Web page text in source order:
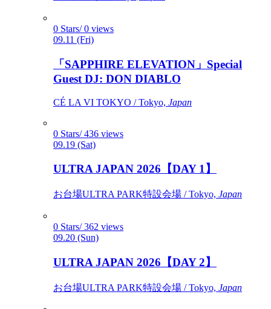
0 Stars/ 0 views
09.11 (Fri)
「SAPPHIRE ELEVATION」Special
Guest DJ: DON DIABLO
CÉ LA VI TOKYO / Tokyo, Japan
0 Stars/ 436 views
09.19 (Sat)
ULTRA JAPAN 2026【DAY 1】
お台場ULTRA PARK特設会場 / Tokyo, Japan
0 Stars/ 362 views
09.20 (Sun)
ULTRA JAPAN 2026【DAY 2】
お台場ULTRA PARK特設会場 / Tokyo, Japan